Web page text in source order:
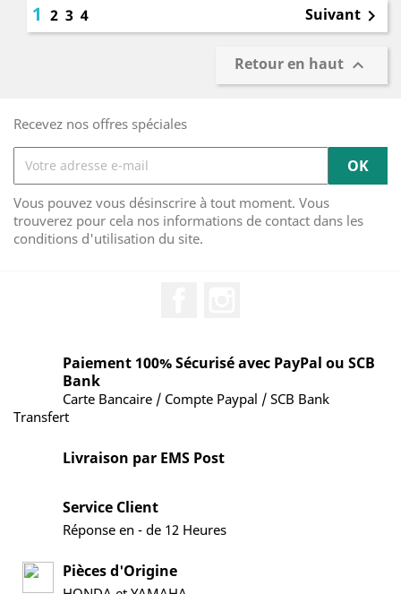
1 2 3 4 Suivant 
Retour en haut 
Recevez nos offres spéciales
Vous pouvez vous désinscrire à tout moment. Vous
trouverez pour cela nos informations de contact dans les
conditions d'utilisation du site.
Paiement 100% Sécurisé avec PayPal ou SCB
Bank
Carte Bancaire / Compte Paypal / SCB Bank
Transfert
Livraison par EMS Post
Service Client
Réponse en - de 12 Heures
Pièces d'Origine